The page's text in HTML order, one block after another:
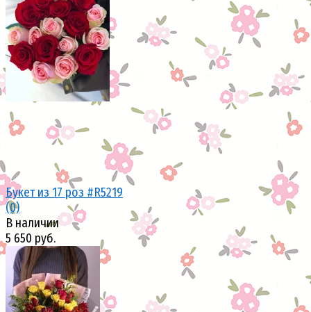
избранное сравнить
Букет из 17 роз #R5219
(0)
В наличии
5 650 руб.